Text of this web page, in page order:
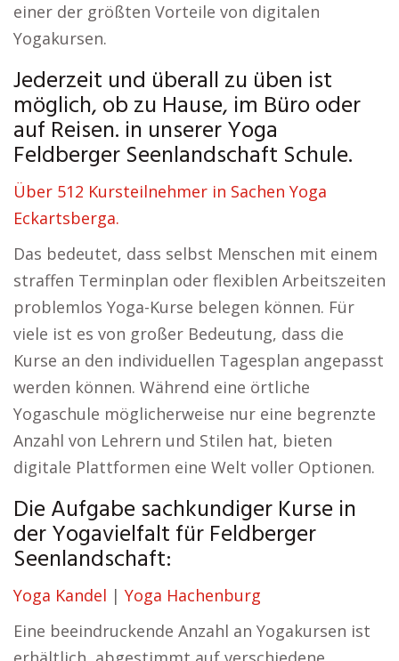
einer der größten Vorteile von digitalen
Yogakursen.
Jederzeit und überall zu üben ist
möglich, ob zu Hause, im Büro oder
auf Reisen. in unserer Yoga
Feldberger Seenlandschaft Schule.
Über 512 Kursteilnehmer in Sachen Yoga
Eckartsberga.
Das bedeutet, dass selbst Menschen mit einem
straffen Terminplan oder flexiblen Arbeitszeiten
problemlos Yoga-Kurse belegen können. Für
viele ist es von großer Bedeutung, dass die
Kurse an den individuellen Tagesplan angepasst
werden können. Während eine örtliche
Yogaschule möglicherweise nur eine begrenzte
Anzahl von Lehrern und Stilen hat, bieten
digitale Plattformen eine Welt voller Optionen.
Die Aufgabe sachkundiger Kurse in
der Yogavielfalt für Feldberger
Seenlandschaft:
Yoga Kandel | Yoga Hachenburg
Eine beeindruckende Anzahl an Yogakursen ist